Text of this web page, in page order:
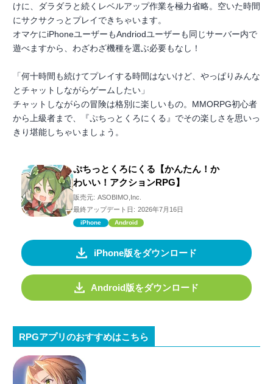
けに、ダラダラと続くレベルアップ作業を極力省略。空いた時間
にサクサクっとプレイできちゃいます。
オマケにiPhoneユーザーもAndriodユーザーも同じサーバー内で
遊べますから、わざわざ機種を選ぶ必要もなし！
「何十時間も続けてプレイする時間はないけど、やっぱりみんな
とチャットしながらゲームしたい」
チャットしながらの冒険は格別に楽しいもの。MMORPG初心者
から上級者まで、『ぷちっとくろにくる』でその楽しさを思いっ
きり堪能しちゃいましょう。
ぷちっとくろにくる【かんたん！か
わいい！アクションRPG】
販売元: ASOBIMO,Inc.
最終アップデート日: 2026年7月16日
iPhone Android
iPhone版をダウンロード
Android版をダウンロード
RPGアプリのおすすめはこちら